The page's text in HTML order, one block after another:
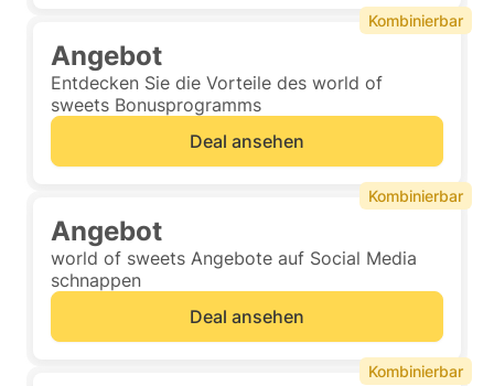
Angebot
Entdecken Sie die Vorteile des world of
sweets Bonusprogramms
Deal ansehen
Kombinierbar
Angebot
world of sweets Angebote auf Social Media
schnappen
Deal ansehen
Kombinierbar
Kombinierbar